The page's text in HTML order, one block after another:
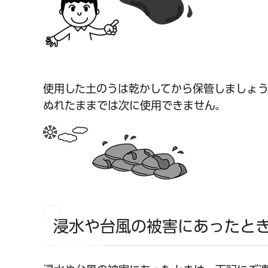
使用した土のうは乾かしてから保管しましょ
ぬれたままでは次に使用できません。
浸水や台風の被害にあったと